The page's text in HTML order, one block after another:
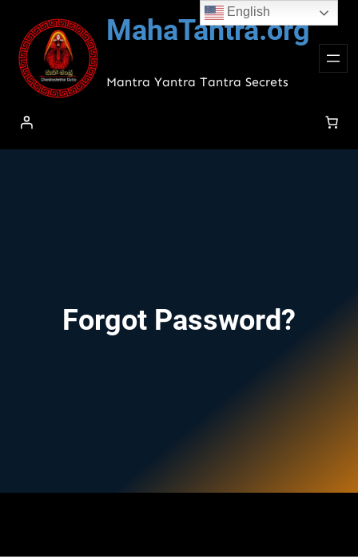
content
MahaTantra.org
Mantra Yantra Tantra Secrets
Forgot Password?
English